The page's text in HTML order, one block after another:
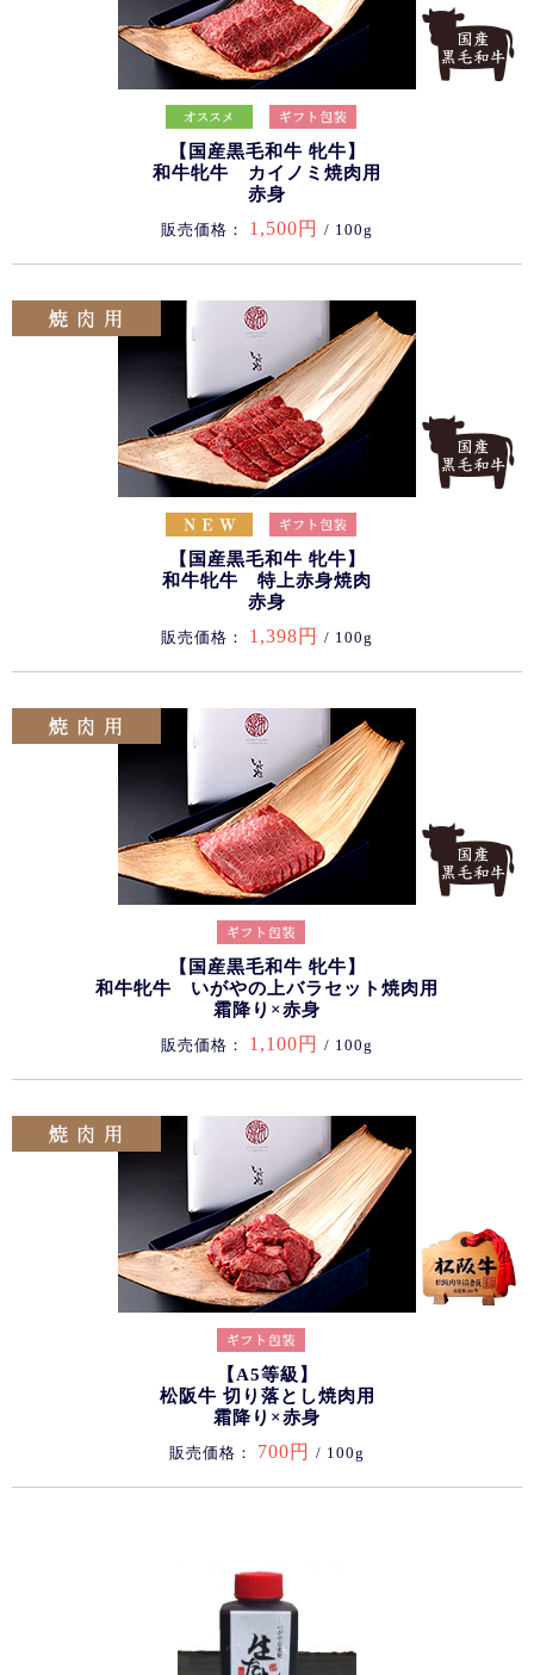
【国産黒毛和牛 牝牛】
和牛牝牛 カイノミ焼肉用
赤身
販売価格： 1,500円 / 100g
【国産黒毛和牛 牝牛】
和牛牝牛 特上赤身焼肉
赤身
販売価格： 1,398円 / 100g
【国産黒毛和牛 牝牛】
和牛牝牛 いがやの上バラセット焼肉用
霜降り×赤身
販売価格： 1,100円 / 100g
【A5等級】
松阪牛 切り落とし焼肉用
霜降り×赤身
販売価格： 700円 / 100g